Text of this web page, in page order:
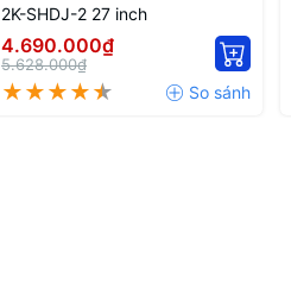
2K-SHDJ-2 27 inch
4.690.000₫
5.628.000₫